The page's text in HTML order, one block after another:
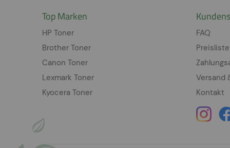
Top Marken
HP Toner
Brother Toner
Canon Toner
Lexmark Toner
Kyocera Toner
FAQ
Versand
Kontakt